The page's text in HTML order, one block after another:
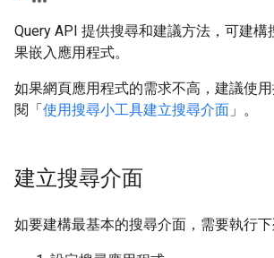
Query API 提供搜尋和建議方法，可建構
果嵌入應用程式。
如果網頁應用程式的需求不高，建議使
閱「使用搜尋小工具建立搜尋介面 」。
建立搜尋介面
如要建構最基本的搜尋介面，需要執行下